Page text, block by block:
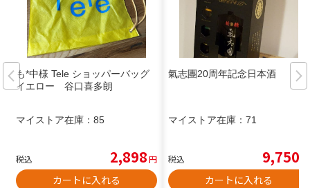
も*中様 Tele ショッパーバッグ
イエロー 谷口喜多朗
マイストア在庫： 85
税込 2,898円
カートに入れる
氣志團20周年記念日本酒
マイストア在庫： 71
税込 9,750
カートに入れる